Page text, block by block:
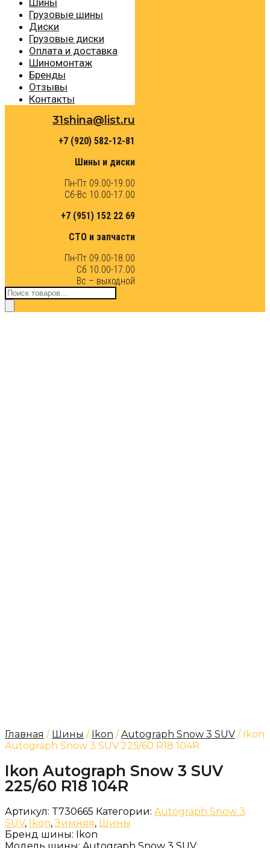
Шины
Грузовые шины
Диски
Грузовые диски
Оплата и доставка
Шиномонтаж
Бренды
Отзывы
Контакты
31shina@list.ru
+7 (920) 582-12-81
Шины и диски
Пн-Пт 09.00-19.00
Сб-Вс 10.00-17.00
+7 (951) 152 22 69
СТО и запчасти
Пн-Пт 09.00-18.00
Сб 10.00-17.00
Вс – выходной
Поиск
товаров
Главная / Шины / Ikon /Autograph Snow 3 SUV / Ikon
Autograph Snow 3 SUV 225/60 R18 104R
Ikon Autograph Snow 3 SUV
225/60 R18 104R
Артикул: T730665 Категории: Autograph Snow 3
SUV, Ikon,Зимняя, Шины
Бренд шины: Ikon